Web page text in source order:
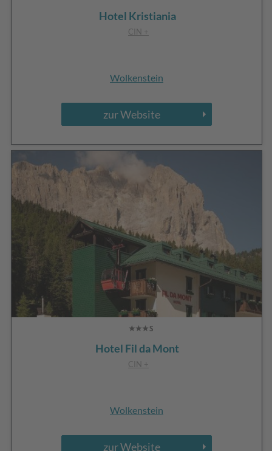
Hotel Kristiania
CIN +
Wolkenstein
zur Website
Hotel Fil da Mont
CIN +
Wolkenstein
zur Website